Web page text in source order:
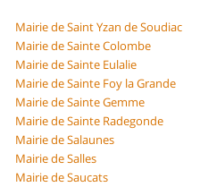
Mairie de Saint Yzan de Soudiac
Mairie de Sainte Colombe
Mairie de Sainte Eulalie
Mairie de Sainte Foy la Grande
Mairie de Sainte Gemme
Mairie de Sainte Radegonde
Mairie de Salaunes
Mairie de Salles
Mairie de Saucats